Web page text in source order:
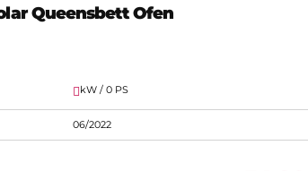
Queensbett Ofen
kW / 0 PS
06/2022